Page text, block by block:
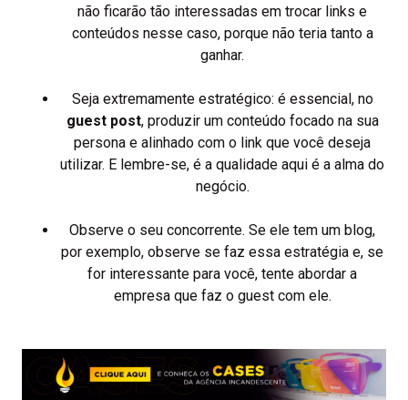
não ficarão tão interessadas em trocar links e
conteúdos nesse caso, porque não teria tanto a
ganhar.
Seja extremamente estratégico: é essencial, no
guest post, produzir um conteúdo focado na sua
persona e alinhado com o link que você deseja
utilizar. E lembre-se, é a qualidade aqui é a alma do
negócio.
Observe o seu concorrente. Se ele tem um blog,
por exemplo, observe se faz essa estratégia e, se
for interessante para você, tente abordar a
empresa que faz o guest com ele.